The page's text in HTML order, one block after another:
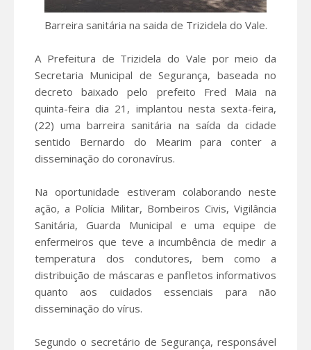
Barreira sanitária na saida de Trizidela do Vale.
A Prefeitura de Trizidela do Vale por meio da
Secretaria Municipal de Segurança, baseada no
decreto baixado pelo prefeito Fred Maia na
quinta-feira dia 21, implantou nesta sexta-feira,
(22) uma barreira sanitária na saída da cidade
sentido Bernardo do Mearim para conter a
disseminação do coronavírus.
Na oportunidade estiveram colaborando neste
ação, a Polícia Militar, Bombeiros Civis, Vigilância
Sanitária, Guarda Municipal e uma equipe de
enfermeiros que teve a incumbência de medir a
temperatura dos condutores, bem como a
distribuição de máscaras e panfletos informativos
quanto aos cuidados essenciais para não
disseminação do vírus.
Segundo o secretário de Segurança, responsável